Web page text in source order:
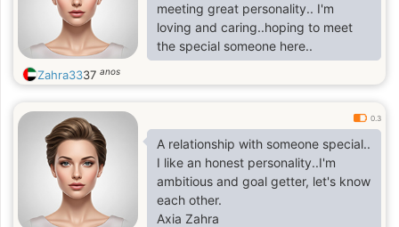
meeting great personality.. I'm
loving and caring..hoping to meet
the special someone here..
Zahra3337 anos
0.3
A relationship with someone special..
I like an honest personality..I'm
ambitious and goal getter, let's know
each other.
Axia Zahra